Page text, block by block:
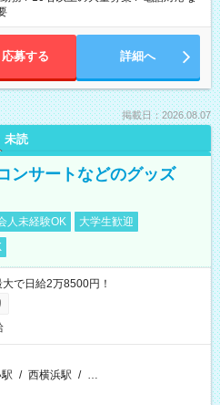
応募する 詳細へ
掲載日：2026.08.07
未読
ンサートなどのグッズ
人未経験OK
大学生歓迎
で日給2万8500円！
/ 西横浜駅 / …